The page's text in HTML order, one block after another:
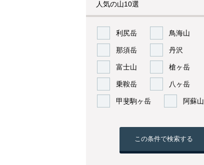
人気の山10選
利尻岳 鳥海山
那須岳 丹沢
富士山 槍ヶ岳
乗鞍岳 八ヶ岳
甲斐駒ヶ岳 阿蘇山
この条件で検索する